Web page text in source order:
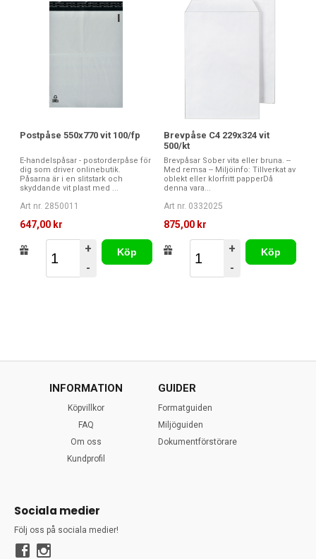
Postpåse 550x770 vit 100/fp
E-handelspåsar - postorderpåse för
dig som driver onlinebutik.
Påsarna är i en slitstark och
skyddande vit plast med ...
Art nr. 2850011
647,00 kr
+
-
Köp
Brevpåse C4 229x324 vit
500/kt
Brevpåsar Sober vita eller bruna. --
Med remsa -- Miljöinfo: Tillverkat av
oblekt eller klorfritt papperDå
denna vara...
Art nr. 0332025
875,00 kr
+
-
Köp
INFORMATION
Köpvillkor
FAQ
Om oss
Kundprofil
GUIDER
Formatguiden
Miljöguiden
Dokumentförstörare
Sociala medier
Följ oss på sociala medier!